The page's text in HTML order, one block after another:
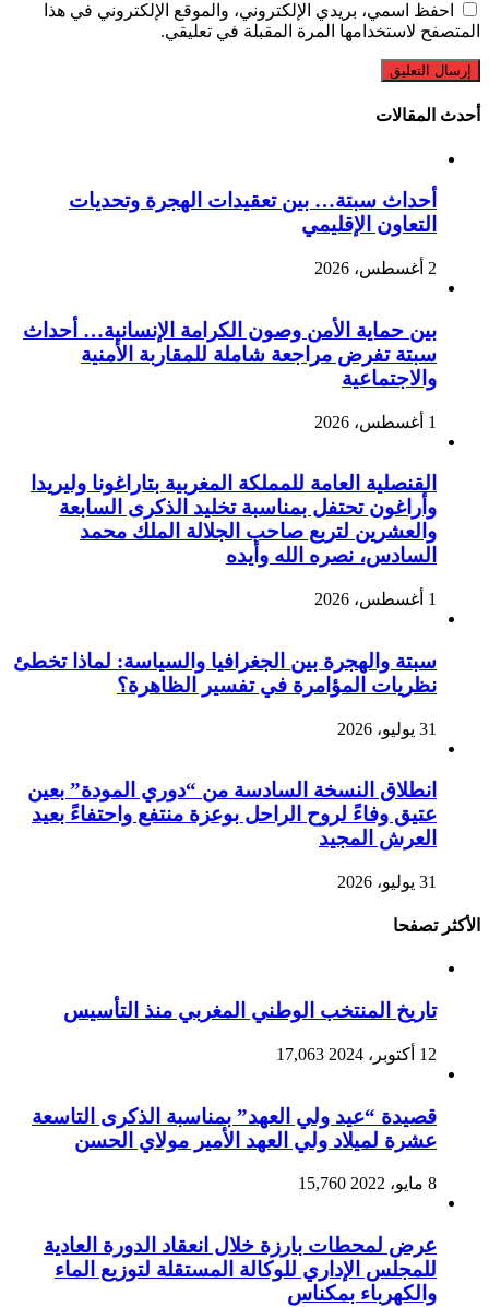
اسمي، بريدي الإلكتروني، والموقع الإلكتروني في هذا
لاستخدامها المرة المقبلة في تعليقي.
سبتة… بين تعقيدات الهجرة وتحديات
الإقليمي
حماية الأمن وصون الكرامة الإنسانية… أحداث
تفرض مراجعة شاملة للمقاربة الأمنية
العامة للمملكة المغربية بتاراغونا وليريدا
تحتفل بمناسبة تخليد الذكرى السابعة
لتربع صاحب الجلالة الملك محمد
نصره الله وأيده
والهجرة بين الجغرافيا والسياسة: لماذا تخطئ
المؤامرة في تفسير الظاهرة؟
النسخة السادسة من “دوري المودة” بعين
وفاءً لروح الراحل بوعزة منتفع واحتفاءً بعيد
المجيد
المنتخب الوطني المغربي منذ التأسيس
17,063
“عيد ولي العهد” بمناسبة الذكرى التاسعة
لميلاد ولي العهد الأمير مولاي الحسن
15,760
لمحطات بارزة خلال انعقاد الدورة العادية
الإداري للوكالة المستقلة لتوزيع الماء
بمكناس